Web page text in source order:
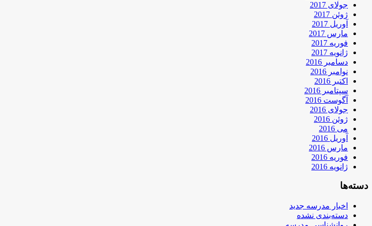
جولای 2017
ژوئن 2017
آوریل 2017
مارس 2017
فوریه 2017
ژانویه 2017
دسامبر 2016
نوامبر 2016
اکتبر 2016
سپتامبر 2016
آگوست 2016
جولای 2016
ژوئن 2016
می 2016
آوریل 2016
مارس 2016
فوریه 2016
ژانویه 2016
دسته‌ها
اخبار مدرسه جدید
دسته‌بندی نشده